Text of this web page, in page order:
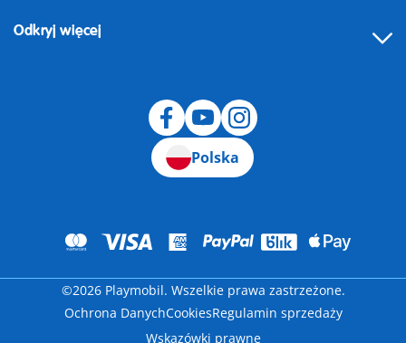
Odstąpienie od umowy
Odkryj więcej
Polska
©2026 Playmobil. Wszelkie prawa zastrzeżone.
Ochrona DanychCookiesRegulamin sprzedaży
Wskazówki prawne